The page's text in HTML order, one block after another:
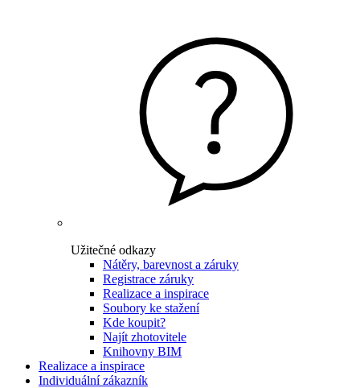
Užitečné odkazy
Nátěry, barevnost a záruky
Registrace záruky
Realizace a inspirace
Soubory ke stažení
Kde koupit?
Najít zhotovitele
Knihovny BIM
Realizace a inspirace
Individuální zákazník